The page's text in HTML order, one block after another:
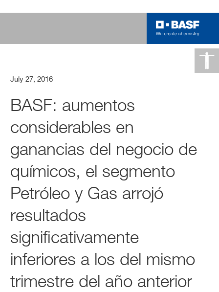
July 27, 2016
BASF: aumentos
considerables en
ganancias del negocio de
químicos, el segmento
Petróleo y Gas arrojó
resultados
significativamente
inferiores a los del mismo
trimestre del año anterior